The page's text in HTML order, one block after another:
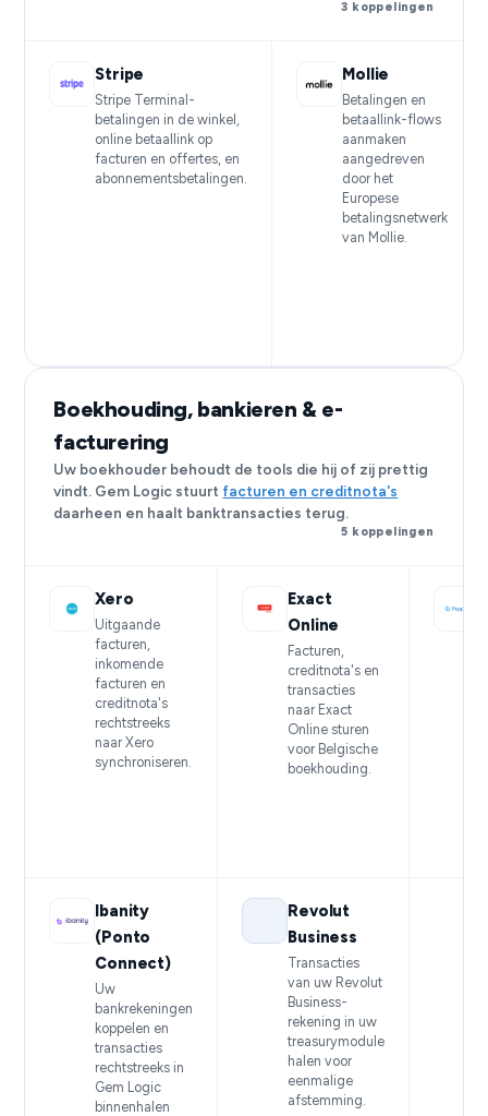
3 koppelingen
Stripe
Stripe Terminal-
betalingen in de winkel,
online betaallink op
facturen en offertes, en
abonnementsbetalingen.
Mollie
Betalingen en
betaallink-flows
aanmaken
aangedreven
door het
Europese
betalingsnetwerk
van Mollie.
Boekhouding, bankieren & e-
facturering
Uw boekhouder behoudt de tools die hij of zij prettig
vindt. Gem Logic stuurt facturen en creditnota's
daarheen en haalt banktransacties terug.
5 koppelingen
Xero
Uitgaande
facturen,
inkomende
facturen en
creditnota's
rechtstreeks
naar Xero
synchroniseren.
Exact
Online
Facturen,
creditnota's en
transacties
naar Exact
Online sturen
voor Belgische
boekhouding.
Ibanity
(Ponto
Connect)
Uw
bankrekeningen
koppelen en
transacties
rechtstreeks in
Gem Logic
binnenhalen
Revolut
Business
Transacties
van uw Revolut
Business-
rekening in uw
treasurymodule
halen voor
eenmalige
afstemming.